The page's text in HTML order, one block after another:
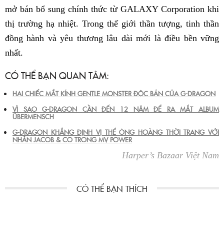
mở bán bổ sung chính thức từ GALAXY Corporation khi
thị trường hạ nhiệt. Trong thế giới thần tượng, tinh thần
đồng hành và yêu thương lâu dài mới là điều bền vững
nhất.
CÓ THỂ BẠN QUAN TÂM:
HAI CHIẾC MẮT KÍNH GENTLE MONSTER ĐỘC BẢN CỦA G-DRAGON
VÌ SAO G-DRAGON CẦN ĐẾN 12 NĂM ĐỂ RA MẮT ALBUM
ÜBERMENSCH
G-DRAGON KHẲNG ĐỊNH VỊ THẾ ÔNG HOÀNG THỜI TRANG VỚI
NHẪN JACOB & CO TRONG MV POWER
Harper’s Bazaar Việt Nam